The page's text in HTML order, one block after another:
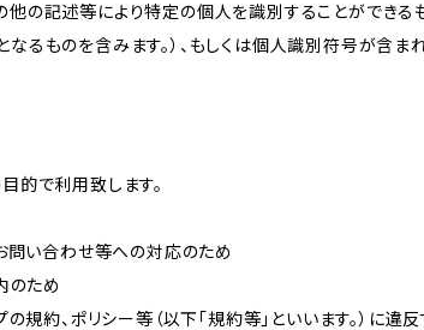
の記述等により特定の個人を識別することができる
るものを含みます。）、もしくは個人識別符号が含ま
的で利用致します。
問い合わせ等への対応のため
のため
の規約、ポリシー等（以下「規約等」といいます。）に